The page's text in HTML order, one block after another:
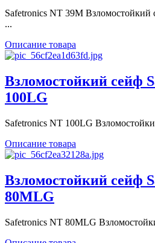
Safetronics NT 39M Взломостойкий
...
Описание товара
Взломостойкий сейф
100LG
Safetronics NT 100LG
Описание товара
Взломостойкий сейф
80МLG
Safetronics NT 80МLG